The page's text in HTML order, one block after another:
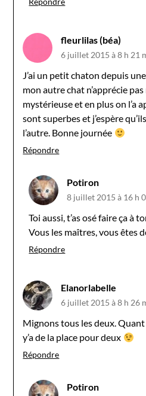
fleurlilas (béa)
6 juillet 2015 à 8 h 21
J’ai un petit chaton depuis
mon autre chat n’apprécie
mystérieuse et en plus on l’a
sont superbes et j’espère
l’autre. Bonne journée
Répondre
Potiron
8 juillet 2015 à 16 h
Toi aussi, t’as osé faire ça à
Vous les maîtres, vous êtes
Répondre
Elanorlabelle
6 juillet 2015 à 8 h 26
Mignons tous les deux. Quant
y’a de la place pour deux
Répondre
Potiron